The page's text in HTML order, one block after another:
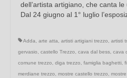
dell’artista artigiano, che canta le
Dal 24 giugno al 1° luglio
Adda arte atta artisti artigiani trezzo artisti
gervasio
castello Trezzo cava dal bess cava
comune trezzo
diga trezzo famiglia baghetti
merdiane trezzo
mostre castello trezzo